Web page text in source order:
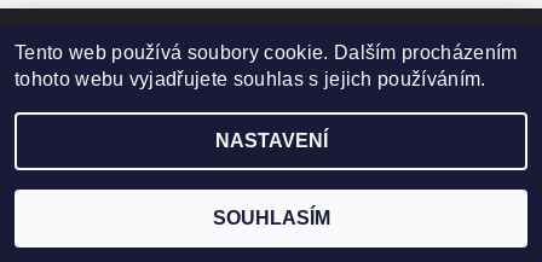
2026 ©www.HobbyTriko.cz , všechna práva vyhrazenaUpravit nastavení cookies
Tento web používá soubory cookie. Dalším procházením
tohoto webu vyjadřujete souhlas s jejich používáním.
NASTAVENÍ
SOUHLASÍM